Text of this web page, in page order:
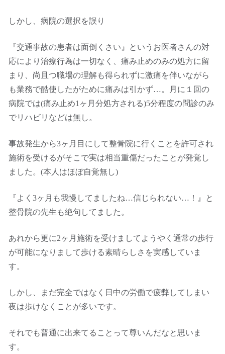
しかし、病院の選択を誤り
『交通事故の患者は面倒くさい』というお医者さんの対
応により治療行為は一切なく、痛み止めのみの処方に留
まり、尚且つ職場の理解も得られずに激痛を伴いながら
も業務で酷使したがために痛みは引かず…。月に１回の
病院では(痛み止め1ヶ月分処方される)5分程度の問診のみ
でリハビリなどは無し。
事故発生から3ヶ月目にして整骨院に行くことを許可され
施術を受けるがそこで実は相当重傷だったことが発覚し
ました。(本人はほぼ自覚無し)
『よく3ヶ月も我慢してましたね…信じられない…！』と
整骨院の先生も絶句してました。
あれから更に2ヶ月施術を受けましてようやく通常の歩行
が可能になりまして歩ける素晴らしさを実感していま
す。
しかし、まだ完全ではなく日中の労働で疲弊してしまい
夜は歩けなくことが多いです。
それでも普通に出来てることって尊いんだなと思いま
す。